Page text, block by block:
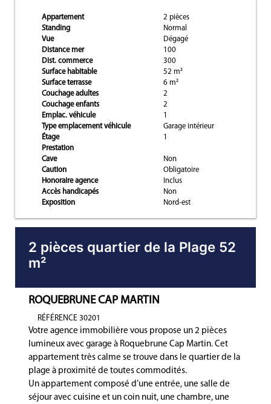
Appartement
2 pièces
Standing
Normal
Vue
Dégagé
Distance mer
100
Dist. commerce
300
Surface habitable
52 m²
Surface terrasse
6 m²
Couchage adultes
2
Couchage enfants
2
Emplac. véhicule
1
Type emplacement véhicule
Garage intérieur
Étage
1
Prestation
Cave
Non
Caution
Obligatoire
Honoraire agence
Inclus
Accès handicapés
Non
Exposition
Nord-est
2 pièces quartier de la Plage 52
m²
ROQUEBRUNE CAP MARTIN
RÉFÉRENCE 30201
Votre agence immobilière vous propose un 2 pièces
lumineux avec garage à Roquebrune Cap Martin. Cet
appartement très calme se trouve dans le quartier de la
plage à proximité de toutes commodités.
Un appartement composé d’une entrée, une salle de
séjour avec cuisine et un coin nuit, une chambre, une